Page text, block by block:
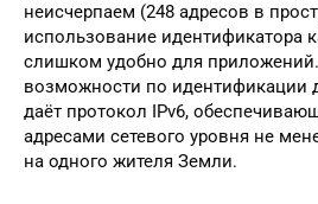
неисчерпаем (248 адресов в
использование идентификатора
слишком удобно для
возможности по идентификации
даёт протокол IPv6,
адресами сетевого уровня не
на одного жителя Земли.